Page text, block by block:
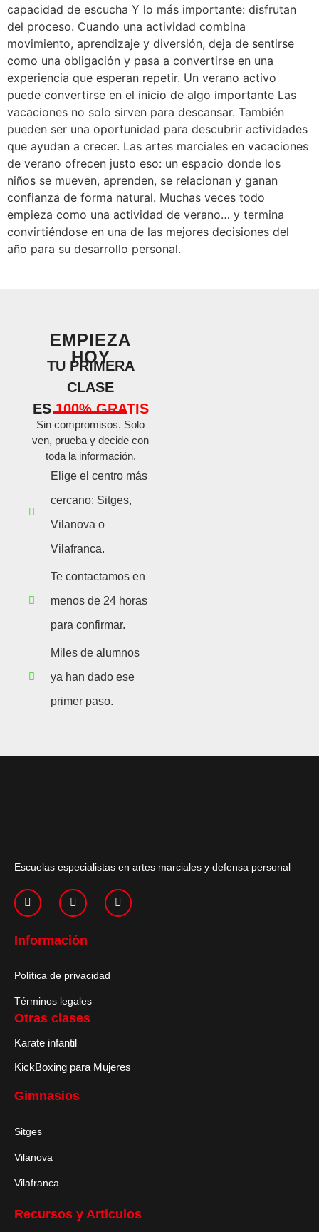
capacidad de escucha Y lo más importante: disfrutan
del proceso. Cuando una actividad combina
movimiento, aprendizaje y diversión, deja de sentirse
como una obligación y pasa a convertirse en una
experiencia que esperan repetir. Un verano activo
puede convertirse en el inicio de algo importante Las
vacaciones no solo sirven para descansar. También
pueden ser una oportunidad para descubrir actividades
que ayudan a crecer. Las artes marciales en vacaciones
de verano ofrecen justo eso: un espacio donde los
niños se mueven, aprenden, se relacionan y ganan
confianza de forma natural. Muchas veces todo
empieza como una actividad de verano… y termina
convirtiéndose en una de las mejores decisiones del
año para su desarrollo personal.
EMPIEZA
HOY
TU PRIMERA
CLASE
ES100% GRATIS
Sin compromisos. Solo
ven, prueba y decide con
toda la información.
Elige el centro más
cercano: Sitges,
Vilanova o
Vilafranca.
Te contactamos en
menos de 24 horas
para confirmar.
Miles de alumnos
ya han dado ese
primer paso.
Escuelas especialistas en artes marciales y defensa personal
Información
Política de privacidad
Términos legales
Otras clases
Karate infantil
KickBoxing para Mujeres
Gimnasios
Sitges
Vilanova
Vilafranca
Recursos y Articulos